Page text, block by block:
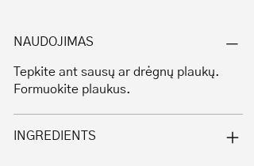
NAUDOJIMAS
Tepkite ant sausų ar drėgnų plaukų.
Formuokite plaukus.
INGREDIENTS